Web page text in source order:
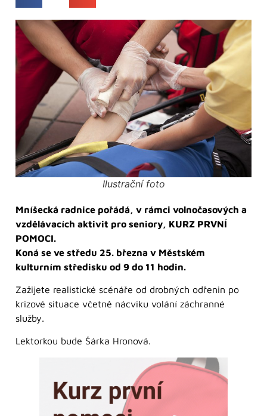
Ilustrační foto
Mníšecká radnice pořádá, v rámci volnočasových a
vzdělávacích aktivit pro seniory, KURZ PRVNÍ
POMOCI.
Koná se ve středu 25. března v Městském
kulturním středisku od 9 do 11 hodin.
Zažijete realistické scénáře od drobných odřenin po
krizové situace včetně nácviku volání záchranné
služby.
Lektorkou bude Šárka Hronová.